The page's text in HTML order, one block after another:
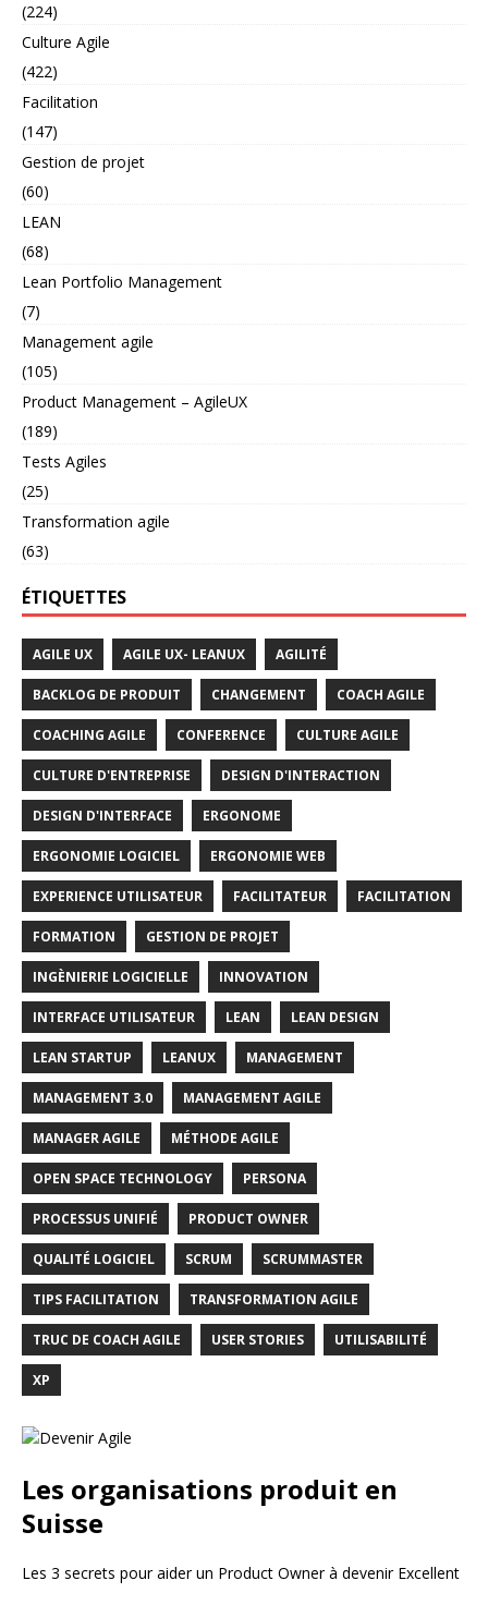
(224)
Culture Agile
(422)
Facilitation
(147)
Gestion de projet
(60)
LEAN
(68)
Lean Portfolio Management
(7)
Management agile
(105)
Product Management – AgileUX
(189)
Tests Agiles
(25)
Transformation agile
(63)
ÉTIQUETTES
AGILE UX AGILE UX- LEANUX AGILITÉ
BACKLOG DE PRODUIT CHANGEMENT COACH AGILE
COACHING AGILE CONFERENCE CULTURE AGILE
CULTURE D'ENTREPRISE DESIGN D'INTERACTION
DESIGN D'INTERFACE ERGONOME
ERGONOMIE LOGICIEL ERGONOMIE WEB
EXPERIENCE UTILISATEUR FACILITATEUR FACILITATION
FORMATION GESTION DE PROJET
INGÈNIERIE LOGICIELLE INNOVATION
INTERFACE UTILISATEUR LEAN LEAN DESIGN
LEAN STARTUP LEANUX MANAGEMENT
MANAGEMENT 3.0 MANAGEMENT AGILE
MANAGER AGILE MÉTHODE AGILE
OPEN SPACE TECHNOLOGY PERSONA
PROCESSUS UNIFIÉ PRODUCT OWNER
QUALITÉ LOGICIEL SCRUM SCRUMMASTER
TIPS FACILITATION TRANSFORMATION AGILE
TRUC DE COACH AGILE USER STORIES UTILISABILITÉ
XP
Les organisations produit en
Suisse
Les 3 secrets pour aider un Product Owner à devenir Excellent